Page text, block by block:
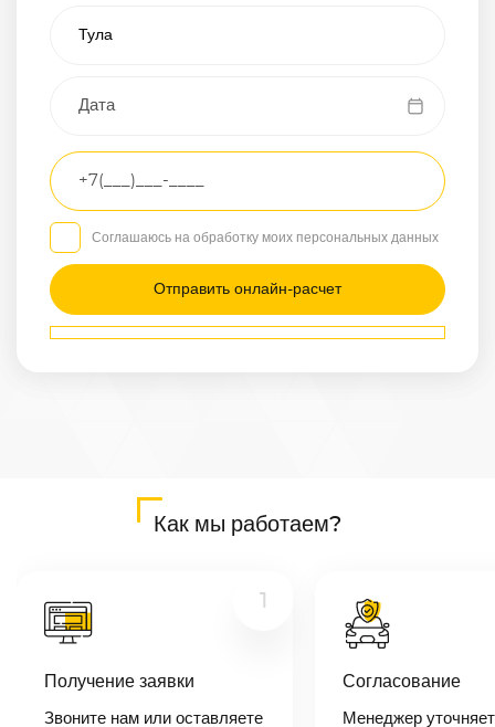
Грузовой
Другое
Транспортное
средство
Седан
/
Маршрут
Махачкала
₽
В течении 10
логист
вами,
Соглашаюсь на обработку моих персональных данных
Как мы работаем?
1
Получение заявки
Звоните нам или оставляете
Согласование
Менеджер уточняет